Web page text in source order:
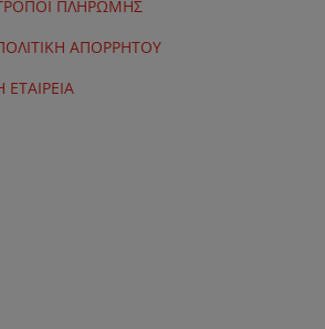
ΠΛΗΡΩΜΗΣ
ΑΠΟΡΡΗΤΟΥ
ΕΤΑΙΡΕΙΑ